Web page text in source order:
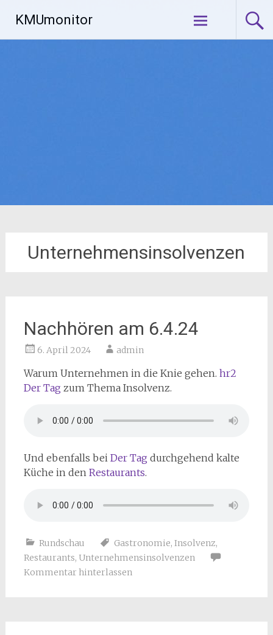
Inhalt
springen
KMUmonitor
Unternehmensinsolvenzen
Nachhören am 6.4.24
6. April 2024 admin
Warum Unternehmen in die Knie gehen. hr2
Der Tag zum Thema Insolvenz.
Und ebenfalls bei Der Tag durchgehend kalte
Küche in den Restaurants.
Rundschau Gastronomie, Insolvenz,
Restaurants, Unternehmensinsolvenzen
Kommentar hinterlassen